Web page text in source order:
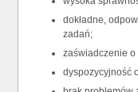
dokładne,
zadań;
zaświadczenie
dyspozycyjność